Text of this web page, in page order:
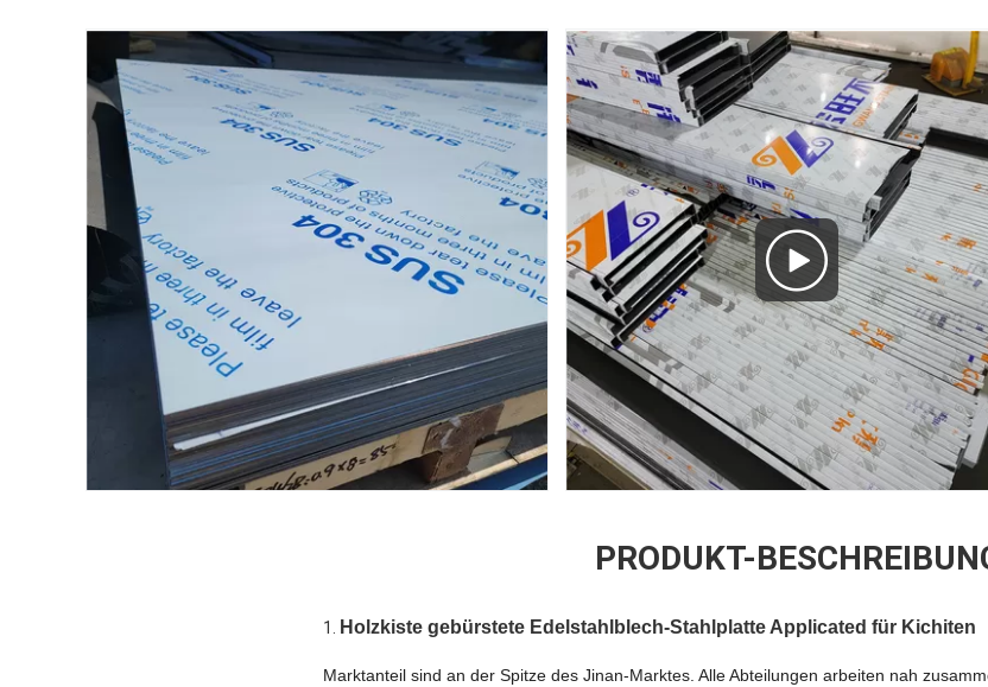
PRODUKT-
1. Holzkiste gebürstete Edelstahlblech-Stahlplatte Applicated für Kichiten
Marktanteil sind an der Spitze des Jinan-Marktes. Alle Abteilungen arbeiten nah